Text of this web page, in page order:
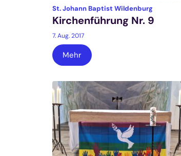
St. Johann Baptist Wildenburg
Kirchenführung Nr. 9
7. Aug. 2017
Mehr